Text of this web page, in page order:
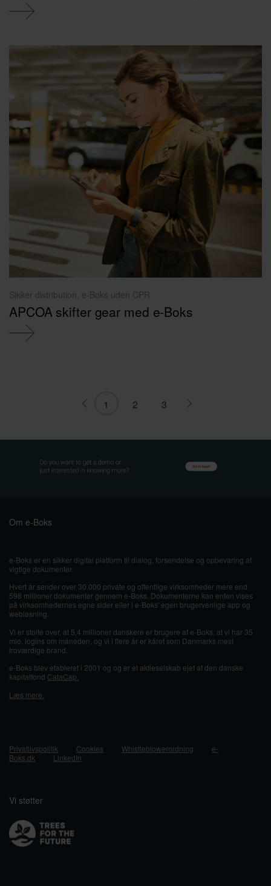
Sikker distribution, e-Boks uden CPR
APCOA skifter gear med e‑Boks
1 2 3
Om e-Boks
e-Boks er en sikker digital platform til dialog, forsendelse og opbevaring af
vigtige dokumenter.
Hvert år sender over 30.000 private og offentlige virksomheder mere end
598 millioner dokumenter gennem e-Boks. Dokumenterne kan enten vises
på virksomhedernes egne sider eller i e-Boks' egen brugervenlige app og
webløsning.
Vi er stolte over, at 5,4 millioner danskere er brugere af e-Boks, at vi har 35
mio. logins om måneden, og vi i flere år er kåret som Danmarks mest
troværdige brand.
e-Boks blev etableret i 2001 og og er et aktieselskab ejet af den danske
kapitalfond CataCap.
Læs mere.
Privatlivspolitik Cookies Whistleblowerordning
e-
Boks.dk
LinkedIn
Vi støtter